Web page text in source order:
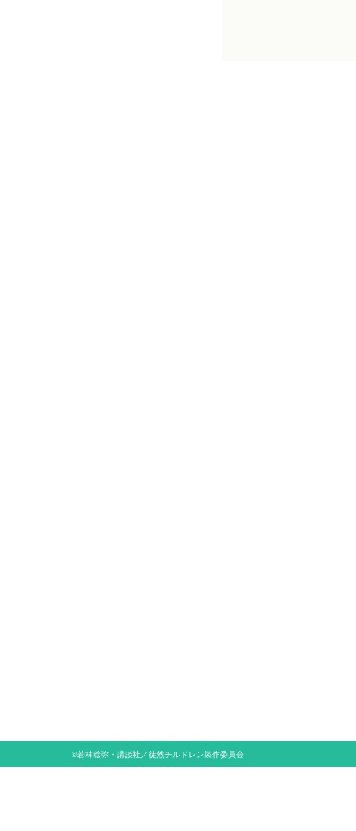
©若林稔弥・講談社／徒然チルドレン製作委員会